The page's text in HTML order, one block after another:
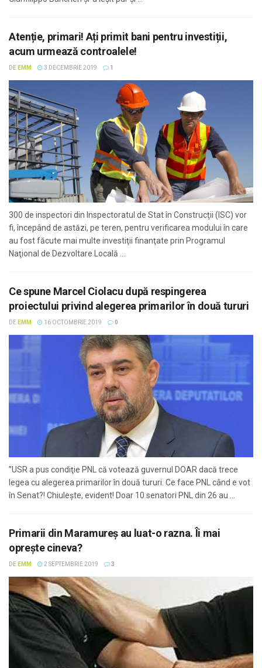
Atenție, primari! Ați primit bani pentru investiții,
acum urmează controalele!
DE EMM 3 DECEMBRIE 2019 1
300 de inspectori din Inspectoratul de Stat în Construcţii (ISC) vor
fi, începând de astăzi, pe teren, pentru verificarea modului în care
au fost făcute mai multe investiţii finanţate prin Programul
Naţional de Dezvoltare Locală ...
Ce spune Marcel Ciolacu după respingerea
proiectului privind alegerea primarilor în două tururi
DE EMM 16 OCTOMBRIE 2019 0
”USR a pus condiţie PNL că votează guvernul DOAR dacă trece
legea cu alegerea primarilor în două tururi. Ce face PNL când e vot
în Senat?! Chiuleşte, evident! Doar 10 senatori PNL din 26 au ...
Primarii din Maramureș au luat-o razna. Îi mai
oprește cineva?
DE EMM 2 SEPTEMBRIE 2019 3